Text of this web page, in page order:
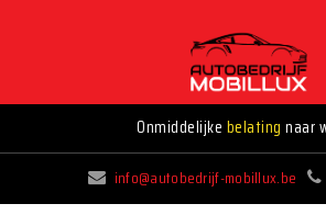
Wij kopen mobilhomes!Gratis
info@autobedrijf-mobillux.be